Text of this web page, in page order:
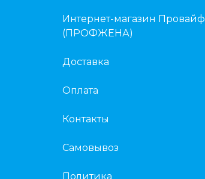
Интернет-магазин Провайф
(ПРОФЖЕНА)
Доставка
Оплата
Контакты
Самовывоз
Политика